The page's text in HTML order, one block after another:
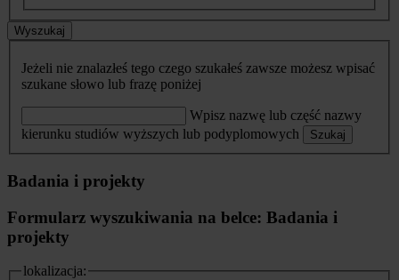
Wyszukaj
Jeżeli nie znalazłeś tego czego szukałeś zawsze możesz wpisać
szukane słowo lub frazę poniżej
Wpisz nazwę lub część nazwy
kierunku studiów wyższych lub podyplomowych
Szukaj
Badania i projekty
Formularz wyszukiwania na belce: Badania i
projekty
lokalizacja: